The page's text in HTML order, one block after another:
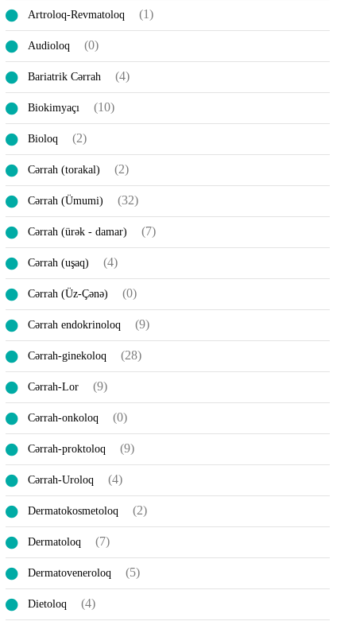
Artroloq-Revmatoloq (1)
Audioloq (0)
Bariatrik Cərrah (4)
Biokimyaçı (10)
Bioloq (2)
Cərrah (torakal) (2)
Cərrah (Ümumi) (32)
Cərrah (ürək - damar) (7)
Cərrah (uşaq) (4)
Cərrah (Üz-Çənə) (0)
Cərrah endokrinoloq (9)
Cərrah-ginekoloq (28)
Cərrah-Lor (9)
Cərrah-onkoloq (0)
Cərrah-proktoloq (9)
Cərrah-Uroloq (4)
Dermatokosmetoloq (2)
Dermatoloq (7)
Dermatoveneroloq (5)
Dietoloq (4)